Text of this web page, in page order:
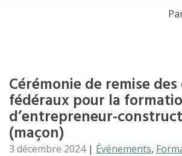
Cérémonie de remise
fédéraux pour la
d’entrepreneur-
(maçon)
3 décembre 2024| Événements,